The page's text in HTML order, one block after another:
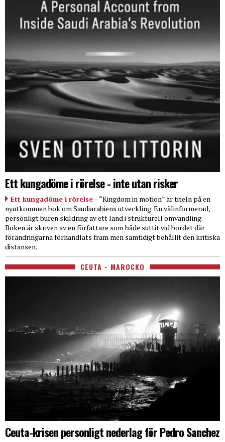
Ett kungadöme i rörelse - inte utan risker
Ett kungadöme i rörelse– “Kingdom in motion” är titeln på en
nyutkommen bok om Saudiarabiens utveckling. En välinformerad,
personligt buren skildring av ett land i strukturell omvandling.
Boken är skriven av en författare som både suttit vid bordet där
förändringarna förhandlats fram men samtidigt behållit den kritiska
distansen.
CEUTA - MAROCKO
Ceuta-krisen personligt nederlag för Pedro Sanchez